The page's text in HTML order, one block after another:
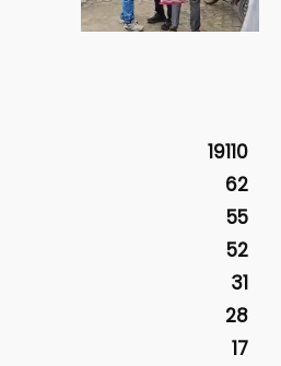
19110
62
55
52
31
28
17